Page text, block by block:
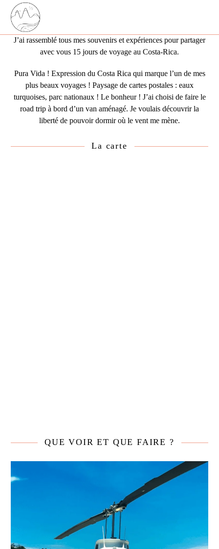
Skip
content
Open
mobile
menu
Close
mobile
menu
J’ai rassemblé tous mes souvenirs et expériences pour partager
avec vous 15 jours de voyage au Costa-Rica.
Pura Vida ! Expression du Costa Rica qui marque l’un de mes
plus beaux voyages ! Paysage de cartes postales : eaux
turquoises, parc nationaux ! Le bonheur ! J’ai choisi de faire le
road trip à bord d’un van aménagé. Je voulais découvrir la
liberté de pouvoir dormir où le vent me mène.
La carte
QUE VOIR ET QUE FAIRE ?